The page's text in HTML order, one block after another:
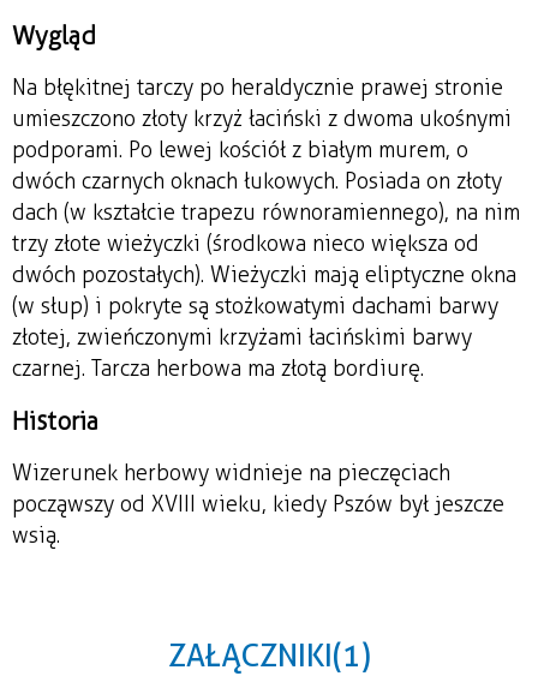
Wygląd
Na błękitnej tarczy po heraldycznie prawej stronie
umieszczono złoty krzyż łaciński z dwoma ukośnymi
podporami. Po lewej kościół z białym murem, o
dwóch czarnych oknach łukowych. Posiada on złoty
dach (w kształcie trapezu równoramiennego), na nim
trzy złote wieżyczki (środkowa nieco większa od
dwóch pozostałych). Wieżyczki mają eliptyczne okna
(w słup) i pokryte są stożkowatymi dachami barwy
złotej, zwieńczonymi krzyżami łacińskimi barwy
czarnej. Tarcza herbowa ma złotą bordiurę.
Historia
Wizerunek herbowy widnieje na pieczęciach
począwszy od XVIII wieku, kiedy Pszów był jeszcze
wsią.
ZAŁĄCZNIKI (1)